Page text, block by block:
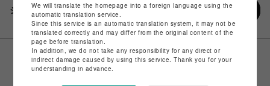
シェアするWe will translate the homepage into a foreign language using the
automatic translation service.
Since this service is an automatic translation system, it may not be
translated correctly and may differ from the original content of the
page before translation.
In addition, we do not take any responsibility for any direct or
indirect damage caused by using this service. Thank you for your
understanding in advance.